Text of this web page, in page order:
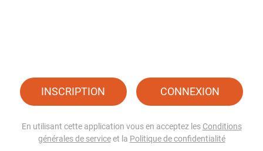
INSCRIPTION CONNEXION
En utilisant cette application vous en acceptez les Conditions
générales de serviceet la Politique de confidentialité